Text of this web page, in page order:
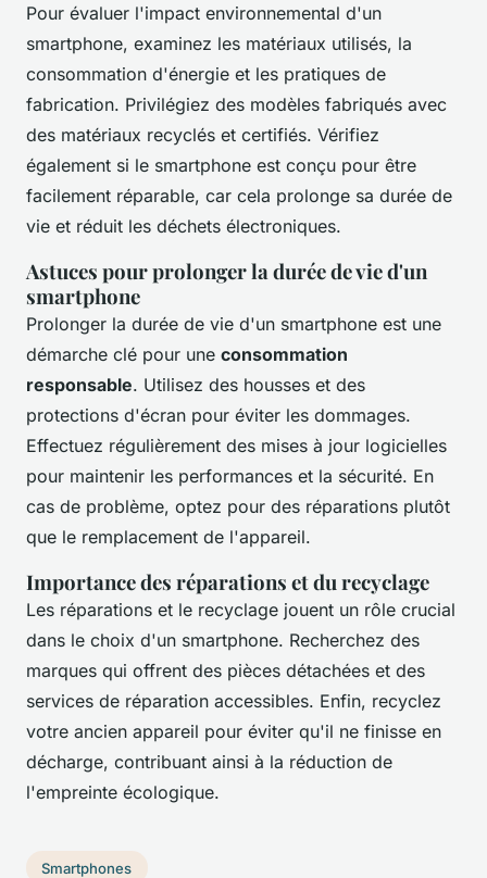
Pour évaluer l'impact environnemental d'un
smartphone, examinez les matériaux utilisés, la
consommation d'énergie et les pratiques de
fabrication. Privilégiez des modèles fabriqués avec
des matériaux recyclés et certifiés. Vérifiez
également si le smartphone est conçu pour être
facilement réparable, car cela prolonge sa durée de
vie et réduit les déchets électroniques.
Astuces pour prolonger la durée de vie d'un
smartphone
Prolonger la durée de vie d'un smartphone est une
démarche clé pour une consommation
responsable. Utilisez des housses et des
protections d'écran pour éviter les dommages.
Effectuez régulièrement des mises à jour logicielles
pour maintenir les performances et la sécurité. En
cas de problème, optez pour des réparations plutôt
que le remplacement de l'appareil.
Importance des réparations et du recyclage
Les réparations et le recyclage jouent un rôle crucial
dans le choix d'un smartphone. Recherchez des
marques qui offrent des pièces détachées et des
services de réparation accessibles. Enfin, recyclez
votre ancien appareil pour éviter qu'il ne finisse en
décharge, contribuant ainsi à la réduction de
l'empreinte écologique.
Smartphones